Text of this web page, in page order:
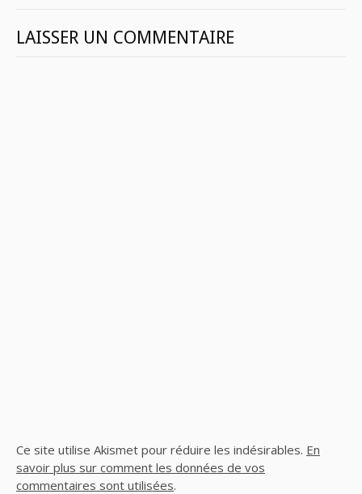
LAISSER UN COMMENTAIRE
Ce site utilise Akismet pour réduire les indésirables. En
savoir plus sur comment les données de vos
commentaires sont utilisées.